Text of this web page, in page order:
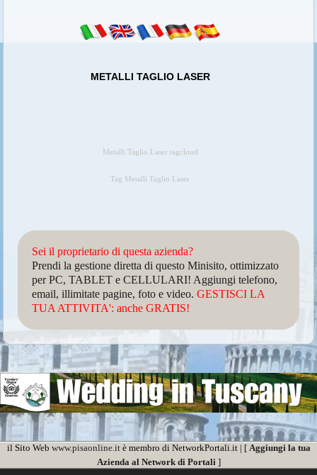
METALLI TAGLIO LASER
Metalli Taglio Laser tagcloud
Tag Metalli Taglio Laser
Sei il proprietario di questa azienda?
Prendi la gestione diretta di questo Minisito, ottimizzato
per PC, TABLET e CELLULARI! Aggiungi telefono,
email, illimitate pagine, foto e video.GESTISCI LA
TUA ATTIVITA': anche GRATIS!
il Sito Web www.pisaonline.itè membro di NetworkPortali.it | [ Aggiungi la tua
Azienda al Network di Portali ]